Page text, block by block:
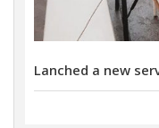
We will have
Marketing